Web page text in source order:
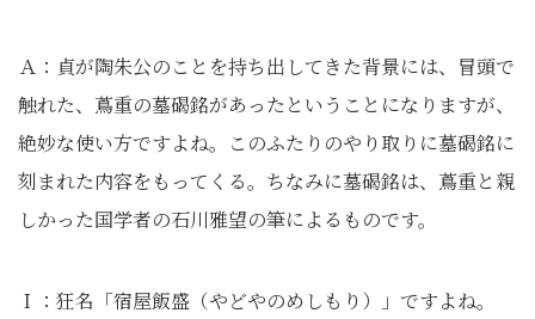
Ａ：貞が陶朱公のことを持ち出してきた背景には、冒頭で
触れた、蔦重の墓碣銘があったということになりますが、
絶妙な使い方ですよね。このふたりのやり取りに墓碣銘に
刻まれた内容をもってくる。ちなみに墓碣銘は、蔦重と親
しかった国学者の石川雅望の筆によるものです。
Ｉ：狂名「宿屋飯盛（やどやのめしもり）」ですよね。